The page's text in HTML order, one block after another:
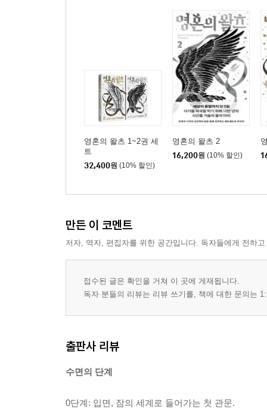
영혼의 왈츠 1~2권 세
트
32,400원 (10% 할인)
영혼의 왈츠 2
16,200원 (10% 할인)
만든 이 코멘트
저자, 역자, 편집자를 위한 공간입니다. 독자들에게 전하
접수된 글은 확인을 거쳐 이 곳에 게재됩니다.
독자 분들의 리뷰는 리뷰 쓰기를, 책에 대한 문의는
출판사 리뷰
수면의 단계
0단계: 입면, 잠의 세계로 들어가는 첫 관문.